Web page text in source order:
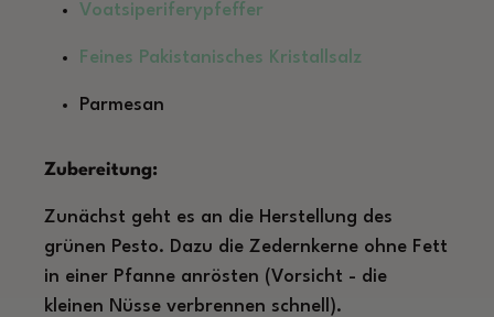
Voatsiperiferypfeffer
Feines Pakistanisches Kristallsalz
Parmesan
Zubereitung:
Zunächst geht es an die Herstellung des
grünen Pesto. Dazu die Zedernkerne ohne Fett
in einer Pfanne anrösten (Vorsicht - die
kleinen Nüsse verbrennen schnell).